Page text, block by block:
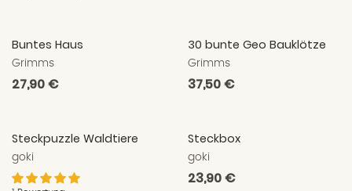
Buntes Haus
Grimms
Normaler
27,90 €
30 bunte Geo Bauklötze
Grimms
Normaler
37,50 €
Steckpuzzle Waldtiere
goki
Steckbox
goki
Normaler
23,90 €